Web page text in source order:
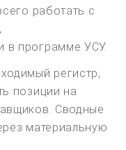
работать с
в программе УСУ.
регистр,
позиции на
Сводные
материальную